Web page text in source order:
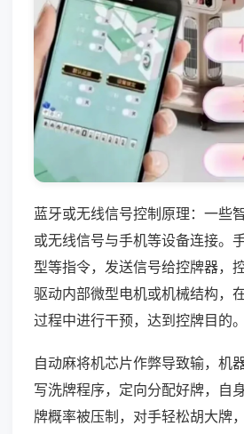
蓝牙或无线信号控制原理：一些
或无线信号与手机等设备连接。
型等指令，发送信号给控牌器，
驱动内部微型电机或机械结构，
过程中进行干预，达到控牌目的。
自动麻将机芯片作弊导致输，机
写洗牌程序，定向分配好牌，自
牌概率被压制，对手轻松胡大牌